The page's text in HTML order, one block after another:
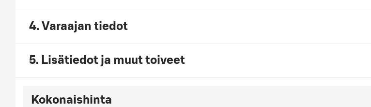
4. Varaajan tiedot
5. Lisätiedot ja muut toiveet
Kokonaishinta